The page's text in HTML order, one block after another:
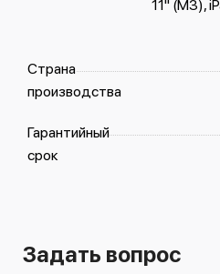
11" (M3),
Страна
производства
Гарантийный
срок
Задать вопрос